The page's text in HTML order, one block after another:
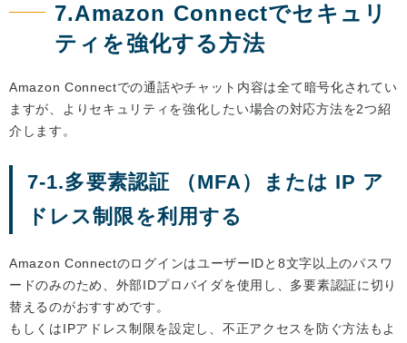
7.Amazon Connectでセキュリ
ティを強化する方法
Amazon Connectでの通話やチャット内容は全て暗号化されてい
ますが、よりセキュリティを強化したい場合の対応方法を2つ紹
介します。
7-1.多要素認証 （MFA）または IP ア
ドレス制限を利用する
Amazon ConnectのログインはユーザーIDと8文字以上のパスワ
ードのみのため、外部IDプロバイダを使用し、多要素認証に切り
替えるのがおすすめです。
もしくはIPアドレス制限を設定し、不正アクセスを防ぐ方法もよ